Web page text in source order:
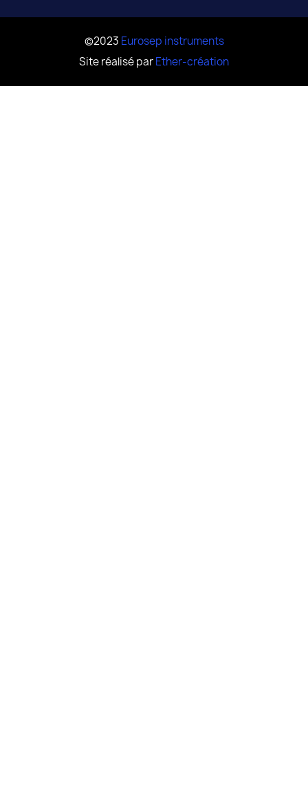
©2023 Eurosep instruments
Site réalisé parEther-création